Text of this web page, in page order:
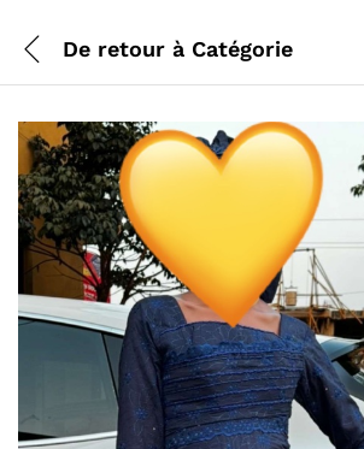
De retour à Catégorie